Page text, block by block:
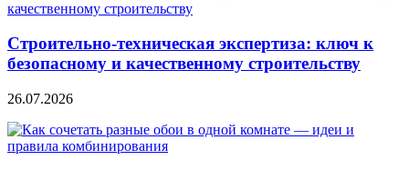
Строительно‑техническая экспертиза: ключ к
безопасному и качественному строительству
26.07.2026